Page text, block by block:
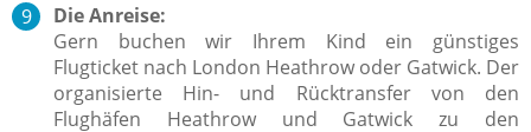
Die Anreise:
Gern buchen wir Ihrem Kind ein günstiges
Flugticket nach London Heathrow oder Gatwick. Der
organisierte Hin- und Rücktransfer von den
Flughäfen Heathrow und Gatwick zu den